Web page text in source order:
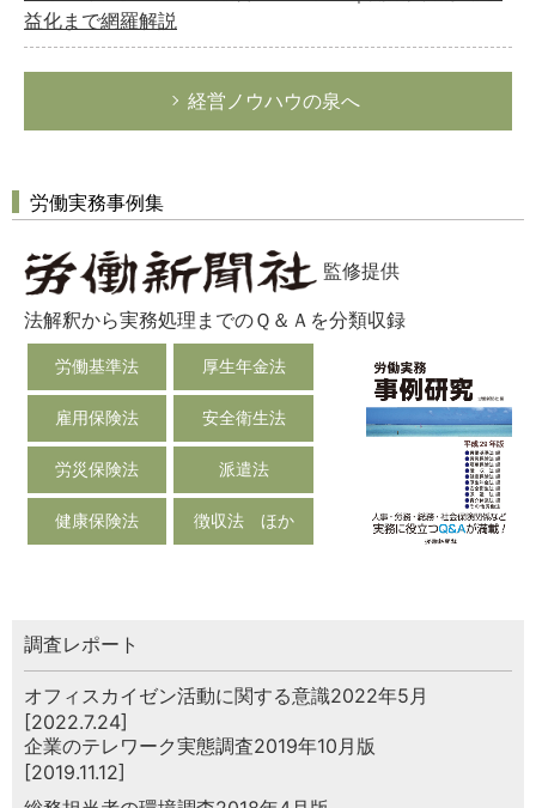
益化まで網羅解説
経営ノウハウの泉へ
労働実務事例集
監修提供
法解釈から実務処理までのＱ＆Ａを分類収録
労働基準法 厚生年金法
雇用保険法 安全衛生法
労災保険法 派遣法
健康保険法 徴収法 ほか
調査レポート
オフィスカイゼン活動に関する意識2022年5月
[2022.7.24]
企業のテレワーク実態調査2019年10月版
[2019.11.12]